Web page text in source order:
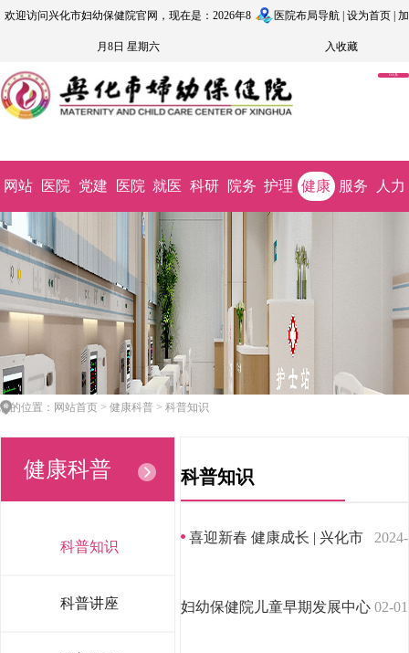
欢迎访问兴化市妇幼保健院官网，现在是：2026年8
月8日 星期六
医院布局导航| 设为首页| 加
入收藏
OA系
网站
首页
医院
概况
党建
文化
医院
动态
就医
指南
科研
教学
院务
公开
护理
园地
健康
科普
服务
监督
人力
资源
您的位置：网站首页 > 健康科普 > 科普知识
健康科普
科普知识
科普讲座
科普知识
喜迎新春 健康成长 | 兴化市
妇幼保健院儿童早期发展中心
2024-
02-01